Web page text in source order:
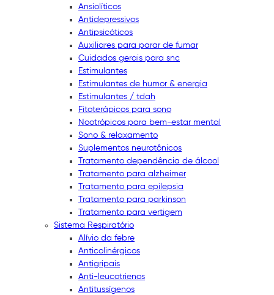
Ansiolíticos
Antidepressivos
Antipsicóticos
Auxiliares para parar de fumar
Cuidados gerais para snc
Estimulantes
Estimulantes de humor & energia
Estimulantes / tdah
Fitoterápicos para sono
Nootrópicos para bem-estar mental
Sono & relaxamento
Suplementos neurotônicos
Tratamento dependência de álcool
Tratamento para alzheimer
Tratamento para epilepsia
Tratamento para parkinson
Tratamento para vertigem
Sistema Respiratório
Alívio da febre
Anticolinérgicos
Antigripais
Anti-leucotrienos
Antitussígenos